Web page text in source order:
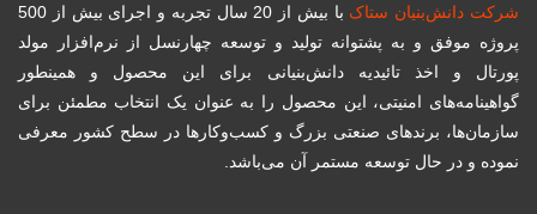
شرکت دانش‌بنیان ستاک
با بیش از 20 سال تجربه و اجرای بیش از 500
پروژه موفق و به پشتوانه تولید و توسعه چهارنسل از نرم‌افزار مولد
پورتال و اخذ تائیدیه دانش‌بنیانی برای این محصول و همینطور
گواهینامه‌های امنیتی، این محصول را به عنوان یک انتخاب مطمئن برای
سازمان‌ها، برندهای صنعتی بزرگ و کسب‌و‌کارها در سطح کشور معرفی
نموده و در حال توسعه مستمر آن می‌باشد.